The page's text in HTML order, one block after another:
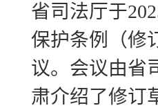
省司法厅于
保护条例（修
议。会议由省
肃介绍了修订